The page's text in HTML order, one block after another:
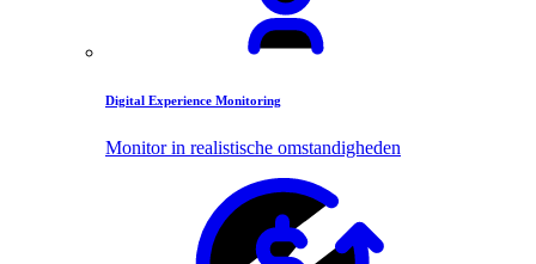
Digital Experience Monitoring
Monitor in realistische omstandigheden